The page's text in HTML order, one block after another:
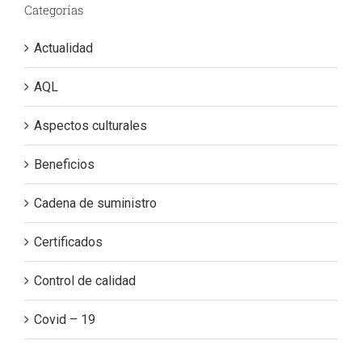
Categorías
Actualidad
AQL
Aspectos culturales
Beneficios
Cadena de suministro
Certificados
Control de calidad
Covid – 19